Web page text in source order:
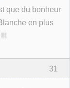
que du bonheur
en plus
31